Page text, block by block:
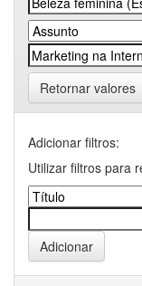
Retornar valores
Adicionar filtros:
Utilizar filtros para